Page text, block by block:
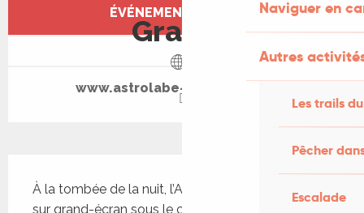
Naviguer en
Autres
Les trails
Pêcher
Escalade
ÉVÉNEMENT TERMINÉ
Gratuit
www.astrolabe-grand-figeac.fr
À la tombée de la nuit, l’Astrolabe fait son cinéma
sur grand-écran sous le ciel étoilé du Grand-